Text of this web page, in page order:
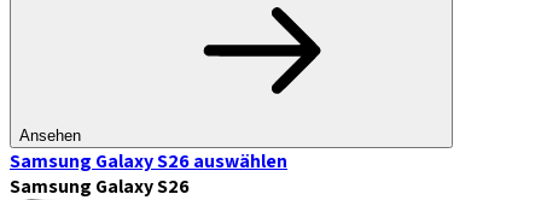
Ansehen
Samsung Galaxy S26auswählen
Samsung Galaxy S26